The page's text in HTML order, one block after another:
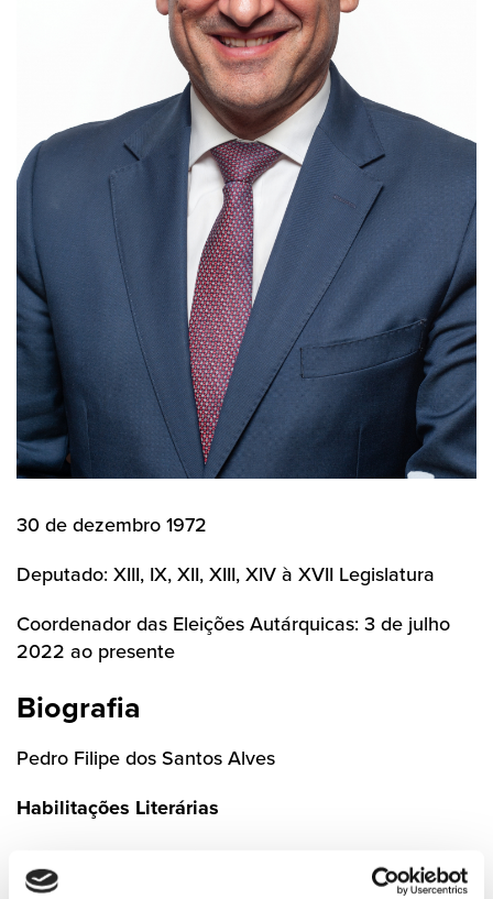
30 de dezembro 1972
Deputado: XIII, IX, XII, XIII, XIV à XVII Legislatura
Coordenador das Eleições Autárquicas: 3 de julho
2022 ao presente
Biografia
Pedro Filipe dos Santos Alves
Habilitações Literárias
Frequência de Mestrado em Administração e